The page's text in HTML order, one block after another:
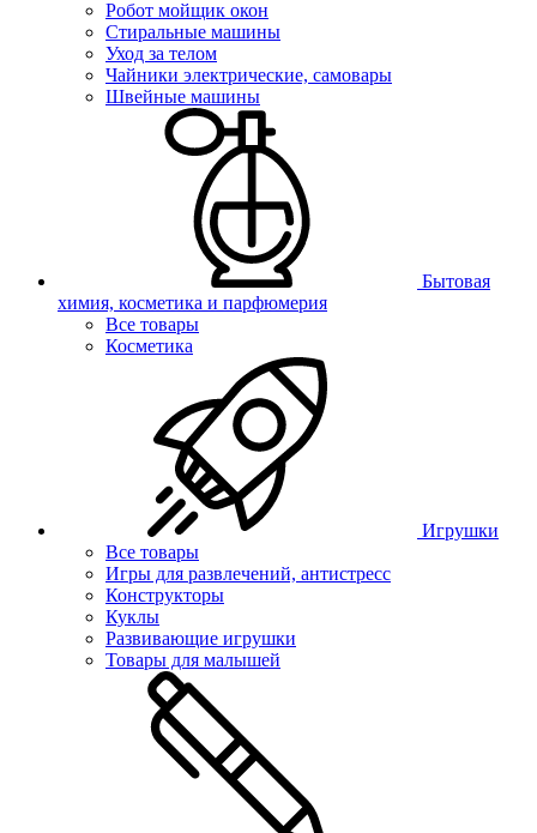
Робот мойщик окон
Стиральные машины
Уход за телом
Чайники электрические, самовары
Швейные машины
Бытовая
химия, косметика и парфюмерия
Все товары
Косметика
Игрушки
Все товары
Игры для развлечений, антистресс
Конструкторы
Куклы
Развивающие игрушки
Товары для малышей